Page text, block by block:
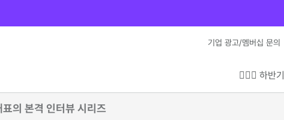
기업 광고/멤버십 문의
💁🏻‍♂️ 하반
의 본격 인터뷰 시리즈